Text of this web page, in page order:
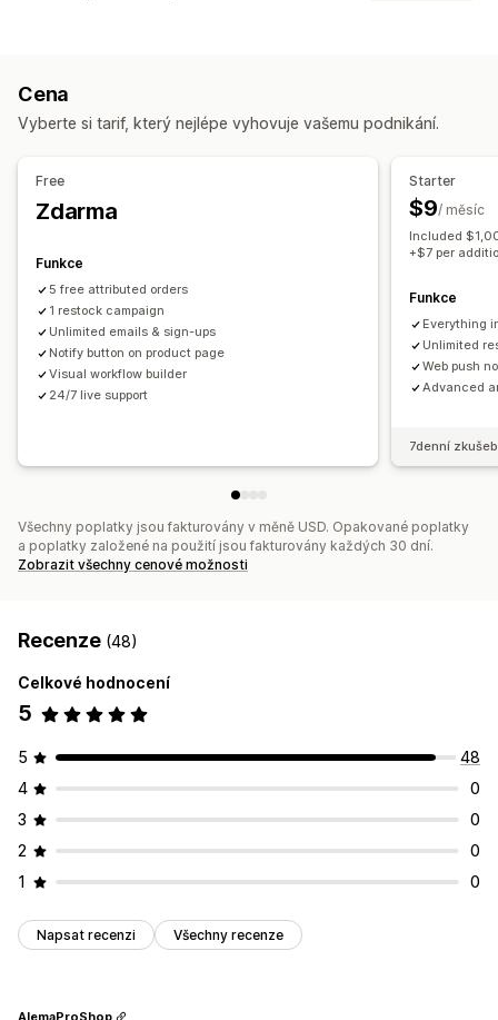
Přizpůsobení
Tlačítko notifikací
Analytika a vykazování
Propagační akce
Cross-sellingové e-maily Návazné e-maily
E-maily pro získání zákazníků zpět
Vlastní kampaně
Správa kampaní
Nástroj Editor
Šablony
Import a export
Seznam pro shromažďování souhlasu s doručováním e-
Automatizace Označování štítky
Vykazování
Cena
Vyberte si tarif, který nejlépe vyhovuje vašemu podnikání.
Free
Zdarma
Funkce
5 free attributed orders
1 restock campaign
Unlimited emails & sign-ups
Notify button on product page
Visual workflow builder
24/7 live support
Starter
$9/ měsíc
Included
+$7 per
Funkce
Everything
Unlimited
Web push
Advanced
7denní
Všechny poplatky jsou fakturovány v měně USD. Opakované poplatky
a poplatky založené na použití jsou fakturovány každých 30 dní.
Zobrazit všechny cenové možnosti
Recenze (48)
Celkové hodnocení
5
5
48
4
0
3
0
2
0
1
0
Napsat recenzi Všechny recenze
AlemaProShop